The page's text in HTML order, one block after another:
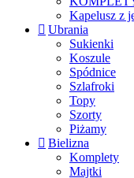
Kapelusz z
Ubrania
Sukienki
Koszule
Spódnice
Szlafroki
Topy
Szorty
Piżamy
Bielizna
Komplety
Majtki